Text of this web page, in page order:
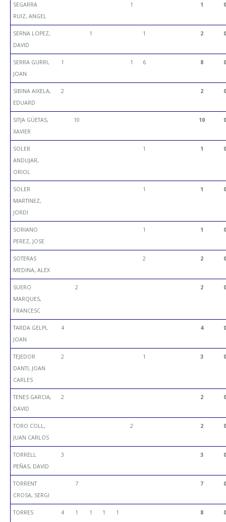
SEGARRA
RUIZ, ANGEL
1 1 0
SERNA LOPEZ,
DAVID
1 1 2 0
SERRA GURRI,
JOAN
1 1 6 8 0
SIBINA AIXELA,
EDUARD
2 2 0
SITJA GÜETAS,
XAVIER
10 10 0
SOLER
ANDUJAR,
ORIOL
1 1 0
SOLER
MARTINEZ,
JORDI
1 1 0
SORIANO
PEREZ, JOSE
1 1 0
SOTERAS
MEDINA, ALEX
2 2 0
SUERO
MARQUES,
FRANCESC
2 2 0
TARDA GELPI,
JOAN
4 4 0
TEJEDOR
DANTI, JOAN
CARLES
2 1 3 0
TENES GARCIA,
DAVID
2 2 0
TORO COLL,
JUAN CARLOS
2 2 0
TORRELL
PEÑAS, DAVID
3 3 0
TORRENT
CROSA, SERGI
7 7 0
TORRES
4 1 1 1 1 8 0